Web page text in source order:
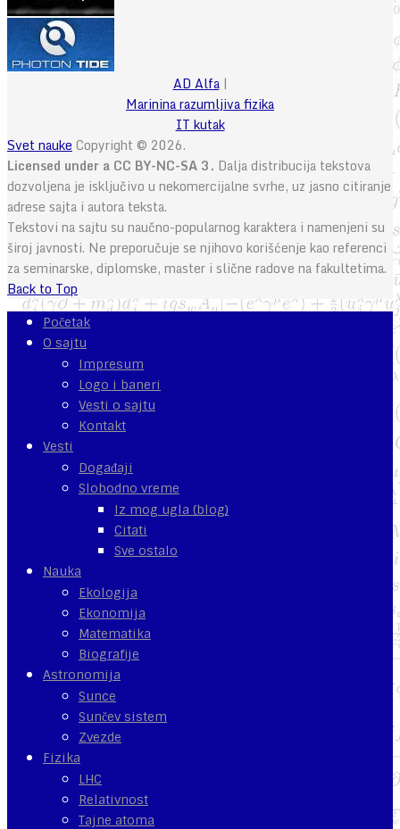
AD Alfa|
Marinina razumljiva fizika
IT kutak
Svet nauke Copyright © 2026.
Licensed under a CC BY-NC-SA 3. Dalja distribucija tekstova
dozvoljena je isključivo u nekomercijalne svrhe, uz jasno citiranje
adrese sajta i autora teksta.
Tekstovi na sajtu su naučno-popularnog karaktera i namenjeni su
široj javnosti. Ne preporučuje se njihovo korišćenje kao referenci
za seminarske, diplomske, master i slične radove na fakultetima.
Back to Top
Početak
O sajtu
Impresum
Logo i baneri
Vesti o sajtu
Kontakt
Vesti
Događaji
Slobodno vreme
Iz mog ugla (blog)
Citati
Sve ostalo
Nauka
Ekologija
Ekonomija
Matematika
Biografije
Astronomija
Sunce
Sunčev sistem
Zvezde
Fizika
LHC
Relativnost
Tajne atoma